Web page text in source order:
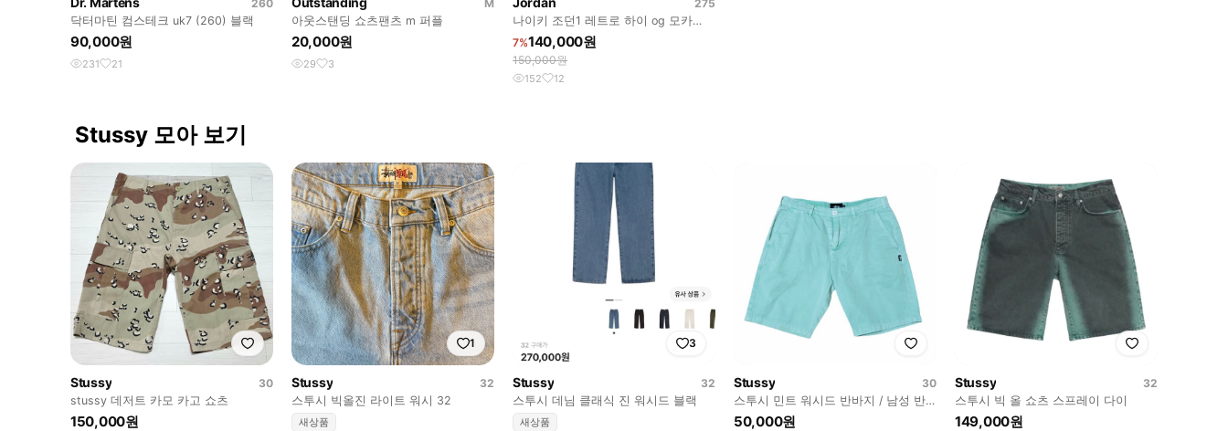
260
닥터마틴 컴스테크 uk7 (260) 블랙
90,000원
231 21
M
아웃스탠딩 쇼츠팬츠 m 퍼플
20,000원
29 3
275
나이키 조던1 레트로 하이 og 모카
275cm
7%140,000원
150,000원
152 12
Stussy 모아 보기
Stussy
30
stussy 데저트 카모 카고 쇼츠
150,000원
1
Stussy
32
스투시 빅올진 라이트 워시 32
새상품
3
Stussy
32
스투시 데님 클래식 진 워시드 블랙
새상품
Stussy
30
스투시 민트 워시드 반바지 / 남성 반
바지/ 남자 쇼츠
50,000원
Stussy
32
스투시 빅 올 쇼츠 스프레이 다이
149,000원